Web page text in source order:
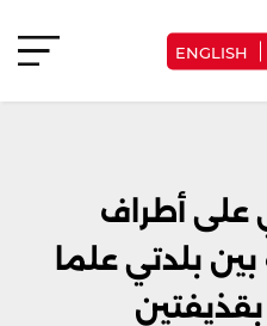
ENGLISH
على أطراف
بلدتي علما